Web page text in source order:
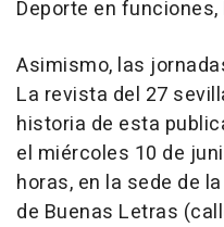
Deporte en
Asimismo, las
La revista del 27
historia de esta
el miércoles 10 de
horas, en la sede de
de Buenas Letras